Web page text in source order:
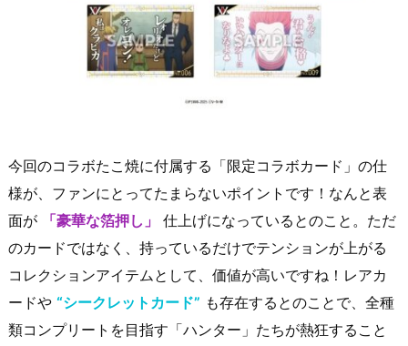
今回のコラボたこ焼に付属する「限定コラボカード」の仕
様が、ファンにとってたまらないポイントです！なんと表
面が
「豪華な箔押し」
仕上げになっているとのこと。ただ
のカードではなく、持っているだけでテンションが上がる
コレクションアイテムとして、価値が高いですね！レアカ
ードや “シークレットカード” も存在するとのことで、全種
類コンプリートを目指す「ハンター」たちが熱狂すること